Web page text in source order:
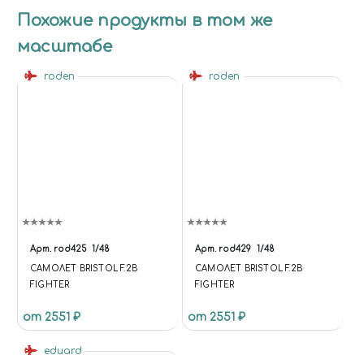
Похожие продукты в том же
масштабе
roden
Арт. rod425 1/48
САМОЛЕТ BRISTOL F.2B
FIGHTER
от 2551 ₽
roden
Арт. rod429 1/48
САМОЛЕТ BRISTOL F.2B
FIGHTER
от 2551 ₽
eduard